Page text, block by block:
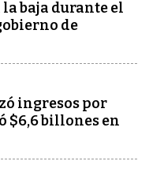
la baja durante el
de
ingresos por
$6,6 billones en